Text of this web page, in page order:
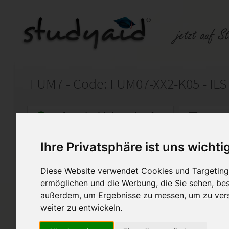
Ihre Privatsphäre ist uns
Diese Website verwendet Cookies und
ermöglichen und die Werbung, die Sie sehen,
außerdem, um Ergebnisse zu messen, um zu
weiter zu entwickeln.
Auf StudyAid.de verkaufen
Startseite Schulabschluss
Studienheft – FUM7
Ich biete euch hier meine
FUM7